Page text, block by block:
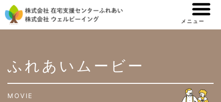
容
プ
メニュー
ふれあいムービー
MOVIE